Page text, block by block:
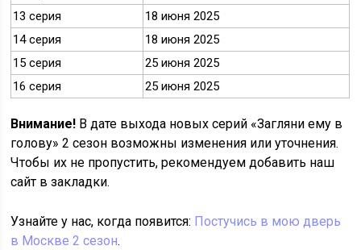
13 серия
18 июня 2025
14 серия
18 июня 2025
15 серия
25 июня 2025
16 серия
25 июня 2025
Внимание! В дате выхода новых серий «Загляни ему в
голову» 2 сезон возможны изменения или уточнения.
Чтобы их не пропустить, рекомендуем добавить наш
сайт в закладки.
Узнайте у нас, когда появится: Постучись в мою дверь
в Москве 2 сезон.